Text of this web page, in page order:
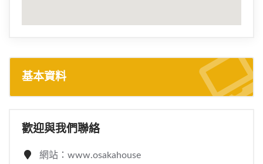
基本資料
歡迎與我們聯絡
網站：www.osakahouse